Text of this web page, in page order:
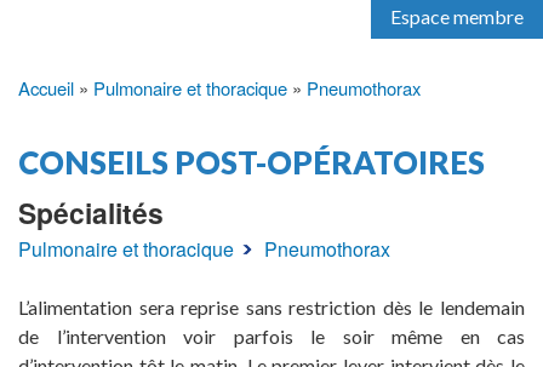
Espace membre
d'Ariane
Accueil Pulmonaire et thoracique Pneumothorax
CONSEILS POST-OPÉRATOIRES
Spécialités
Pulmonaire et thoracique Pneumothorax
L’alimentation sera reprise sans restriction dès le lendemain
de l’intervention voir parfois le soir même en cas